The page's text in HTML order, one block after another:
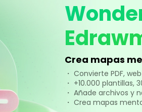
en varios días o en formato
en el panel de navegación
Crea mapas
・ Convierte PDF,
・ +10.000 plantillas,
・ Añade archivos y
・ Crea mapas